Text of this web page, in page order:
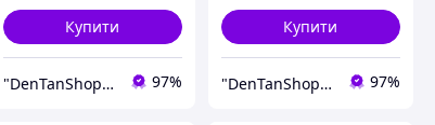
Купити
"DenTanShop" Інтернет магазин 97%
Купити
"DenTanShop" Інтернет магазин 97%